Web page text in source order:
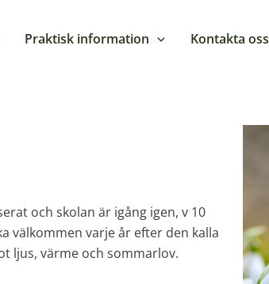
Praktisk information Kontakta oss
och skolan är igång igen, v 10
välkommen varje år efter den kalla
ljus, värme och sommarlov.